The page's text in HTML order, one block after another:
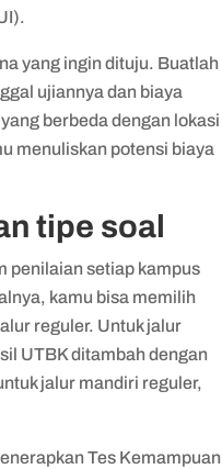
yang ingin dituju. Buatlah
ujiannya dan biaya
berbeda dengan lokasi
menuliskan potensi biaya
tipe soal
penilaian setiap kampus
kamu bisa memilih
reguler. Untuk jalur
UTBK ditambah dengan
jalur mandiri reguler,
Tes Kemampuan